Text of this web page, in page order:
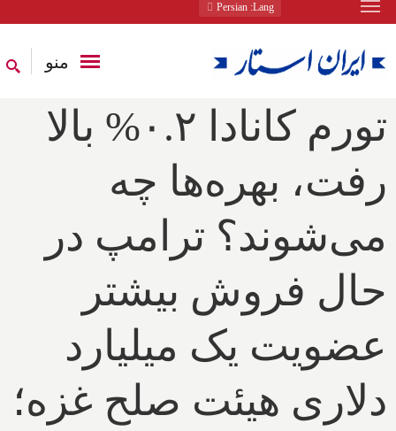
Lang
: Persian
منو
تورم کانادا ۰.۲% بالا
رفت، بهره‌ها چه
می‌شوند؟ ترامپ در
حال فروش بیشتر
عضویت یک میلیارد
دلاری هیئت صلح غزه؛